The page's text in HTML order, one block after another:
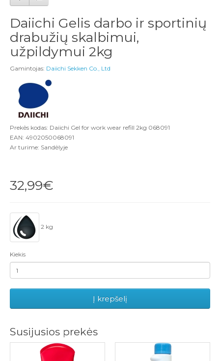
Daiichi Gelis darbo ir sportinių
drabužių skalbimui,
užpildymui 2kg
Gamintojas: Daiichi Sekken Co., Ltd
Prekės kodas: Daiichi Gel for work wear refill 2kg 068091
EAN: 4902050068091
Ar turime: Sandėlyje
32,99€
2 kg
Kiekis
Į krepšelį
Susijusios prekės